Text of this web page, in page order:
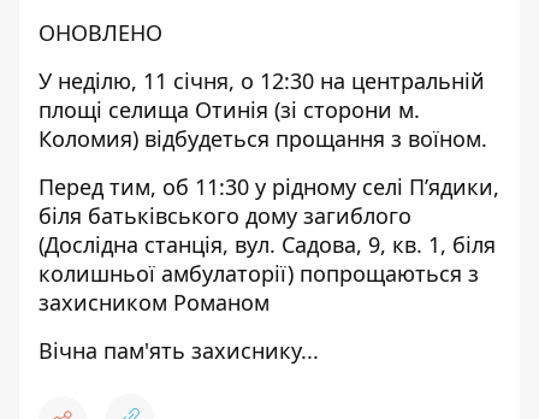
ОНОВЛЕНО
У неділю, 11 січня, о 12:30 на центральній
площі селища Отинія (зі сторони м.
Коломия) відбудеться прощання з воїном.
Перед тим, об 11:30 у рідному селі Пʼядики,
біля батьківського дому загиблого
(Дослідна станція, вул. Садова, 9, кв. 1, біля
колишньої амбулаторії) попрощаються з
захисником Романом
Вічна пам'ять захиснику...